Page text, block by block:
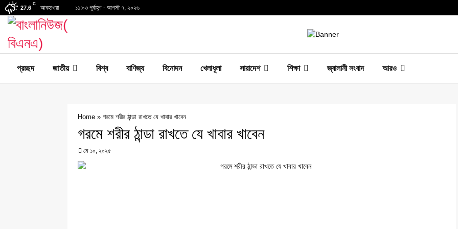
27.6
C
আবহাওয়া ১১:০৩ পূর্বাহ্ণ - আগস্ট ৭, ২০২৬
প্রচ্ছদ জাতীয় বিশ্ব বাণিজ্য বিনোদন খেলাধূলা সারাদেশ শিক্ষা জ্বালানী সংবাদ আরও
Home » গরমে শরীর ঠান্ডা রাখতে যে খাবার খাবেন
গরমে শরীর ঠান্ডা রাখতে যে খাবার খাবেন
মে ১০, ২০২৫